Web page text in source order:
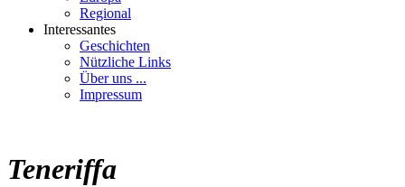
Regional
Interessantes
Geschichten
Nützliche Links
Über uns ...
Impressum
Teneriffa